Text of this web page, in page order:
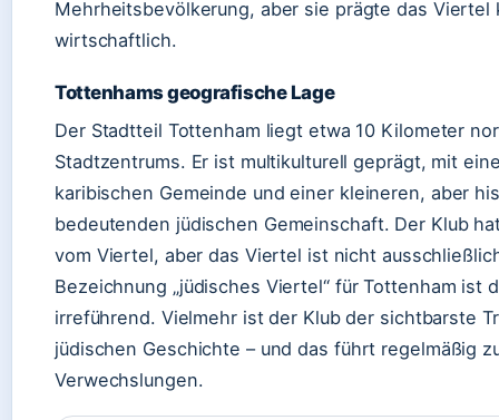
Mehrheitsbevölkerung, aber sie prägte das Viertel
wirtschaftlich.
Tottenhams geografische Lage
Der Stadtteil Tottenham liegt etwa 10 Kilometer
Stadtzentrums. Er ist multikulturell geprägt, mit
karibischen Gemeinde und einer kleineren, aber
bedeutenden jüdischen Gemeinschaft. Der Klub
vom Viertel, aber das Viertel ist nicht
Bezeichnung „jüdisches Viertel“ für Tottenham ist
irreführend. Vielmehr ist der Klub der sichtbarste
jüdischen Geschichte – und das führt regelmäßig
Verwechslungen.